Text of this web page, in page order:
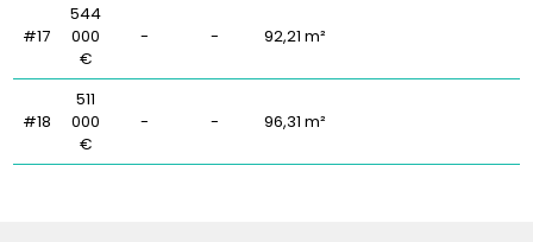
#17
544
000
€
- - 92,21 m²
#18
511
000
€
- - 96,31 m²